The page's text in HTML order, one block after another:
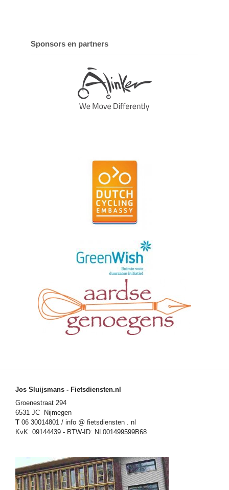
Sponsors en partners
Jos Sluijsmans - Fietsdiensten.nl
Groenestraat 294
6531 JC Nijmegen
T 06 30014801 / info @ fietsdiensten . nl
KvK: 09144439 - BTW-ID: NL001499599B68